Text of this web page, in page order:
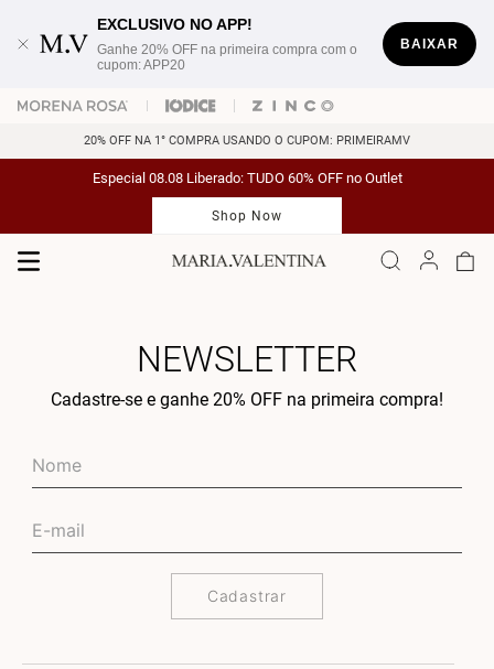
EXCLUSIVO NO APP!
Ganhe 20% OFF na primeira compra com o
cupom: APP20
BAIXAR
20% OFF NA 1° COMPRA USANDO O CUPOM: PRIMEIRAMV
Especial 08.08 Liberado: TUDO 60% OFF no Outlet
Shop Now
NEWSLETTER
Cadastre-se e ganhe 20% OFF na primeira compra!
Cadastrar